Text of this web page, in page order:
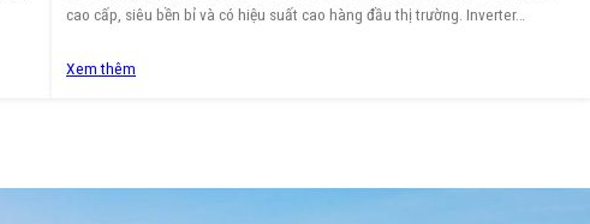
cao cấp, siêu bền bỉ và có hiệu suất cao hàng đầu thị trường. Inverter…
Xem thêm